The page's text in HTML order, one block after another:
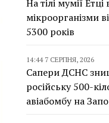
На тілі мумії
мікроорганізми
5300 років
14:44 7 СЕРПНЯ, 2026
Сапери ДСНС
російську 500-
авіабомбу на